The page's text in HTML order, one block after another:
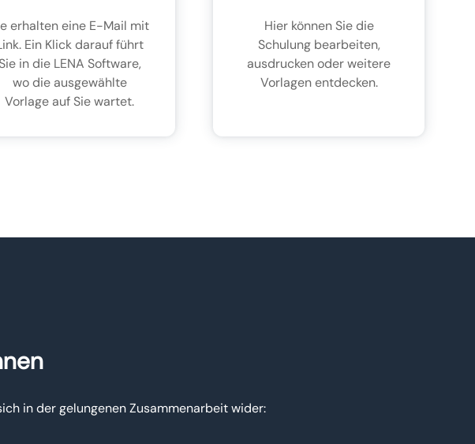
erhalten eine E-Mail mit
Ein Klick darauf führt
in die LENA Software,
wo die ausgewählte
Vorlage auf Sie wartet.
Hier können Sie die
Schulung bearbeiten,
ausdrucken oder weitere
Vorlagen entdecken.
in der gelungenen Zusammenarbeit wider: